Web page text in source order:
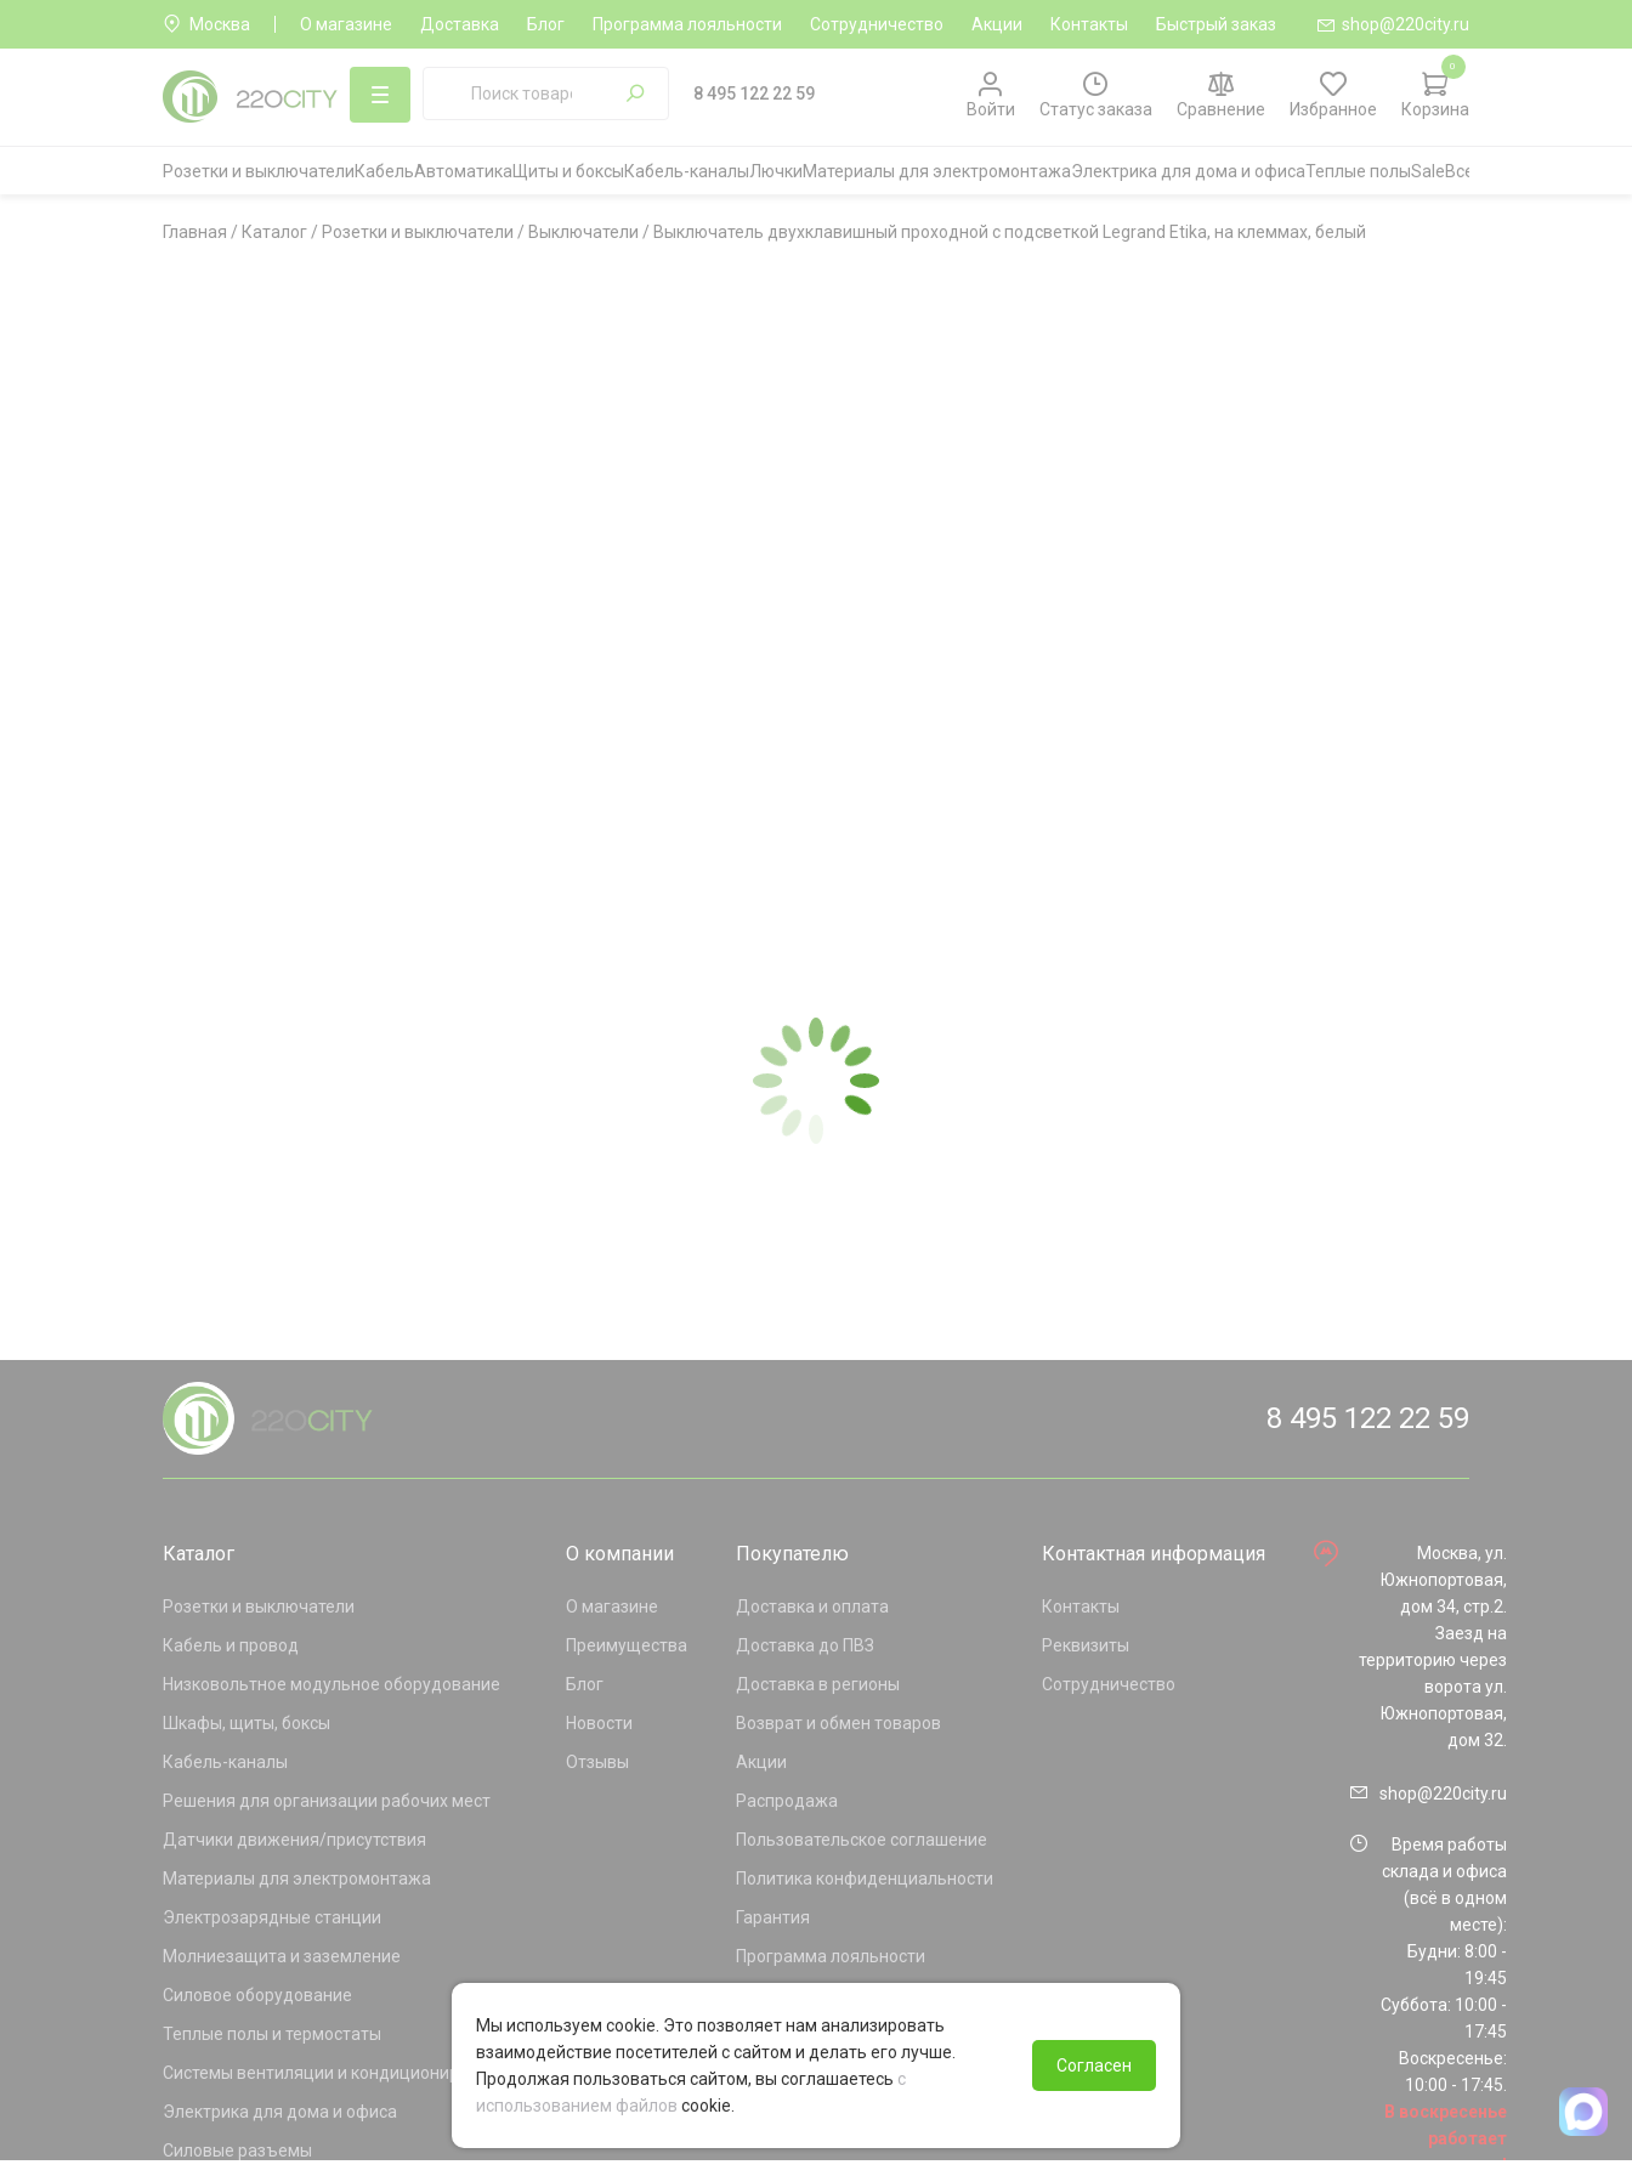
Москва О магазине Доставка Блог Программа лояльности Сотрудничество Акции Контакты Быстрый заказ shop@220city.ru
8 495 122 22 59
Войти
Статус заказа Сравнение Избранное Корзина
0
Розетки и выключателиКабельАвтоматика Щиты и боксыКабель-каналыЛючкиМатериалы для электромонтажаЭлектрика для дома и офисаТеплые полыSaleВсе категории
Главная / Каталог / Розетки и выключатели / Выключатели / Выключатель двухклавишный проходной с подсветкой Legrand Etika, на клеммах, белый
8 495 122 22 59
Каталог
Розетки и выключатели
Кабель и провод
Низковольтное модульное оборудование
Шкафы, щиты, боксы
Кабель-каналы
Решения для организации рабочих мест
Датчики движения/присутствия
Материалы для электромонтажа
Электрозарядные станции
Молниезащита и заземление
Силовое оборудование
Теплые полы и термостаты
Системы вентиляции и кондиционирования
Электрика для дома и офиса
Силовые разъемы
О компании
О магазине
Преимущества
Блог
Новости
Отзывы
Покупателю
Доставка и оплата
Доставка до ПВЗ
Доставка в регионы
Возврат и обмен товаров
Акции
Распродажа
Пользовательское соглашение
Политика конфиденциальности
Гарантия
Программа лояльности
Контактная информация
Контакты
Реквизиты
Сотрудничество
Москва, ул.
Южнопортовая,
дом 34, стр.2.
Заезд на
территорию через
ворота ул.
Южнопортовая,
дом 32.
shop@220city.ru
Время работы
склада и офиса
(всё в одном
месте):
Будни: 8:00 -
19:45
Суббота: 10:00 -
17:45
Воскресенье:
10:00 - 17:45.
В воскресенье
работает
только шоурум!
Мы используем cookie. Это позволяет нам анализировать
взаимодействие посетителей с сайтом и делать его лучше.
Продолжая пользоваться сайтом, вы соглашаетесь с
использованием файлов cookie.
Согласен